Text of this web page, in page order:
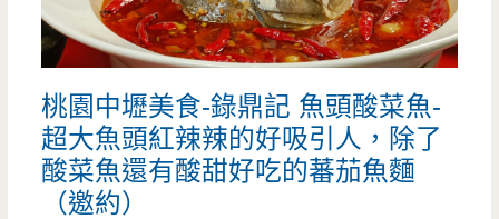
炒
飯-
全
台
首
桃園中壢美食-錄鼎記 魚頭酸菜魚-
超大魚頭紅辣辣的好吸引人，除了
酸菜魚還有酸甜好吃的蕃茄魚麵
（邀約）